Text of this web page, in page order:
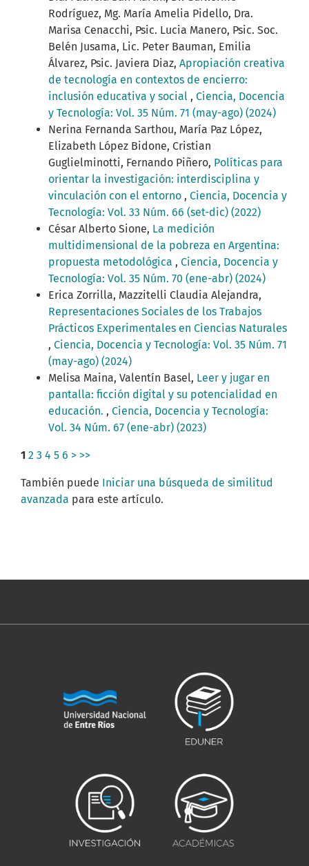
Rodríguez, Mg. María Amelia Pidello, Dra.
Marisa Cenacchi, Psic. Lucia Manero, Psic. Soc.
Belén Jusama, Lic. Peter Bauman, Emilia
Álvarez, Psic. Javiera Diaz, Apropiación creativa
de tecnología en contextos de encierro:
inclusión educativa y social , Ciencia, Docencia
y Tecnología: Vol. 35 Núm. 71 (may-ago) (2024)
Nerina Fernanda Sarthou, María Paz López,
Elizabeth López Bidone, Cristian
Guglielminotti, Fernando Piñero, Políticas para
orientar la investigación: interdisciplina y
vinculación con el entorno , Ciencia, Docencia y
Tecnología: Vol. 33 Núm. 66 (set-dic) (2022)
César Alberto Sione, La medición
multidimensional de la pobreza en Argentina:
propuesta metodológica , Ciencia, Docencia y
Tecnología: Vol. 35 Núm. 70 (ene-abr) (2024)
Erica Zorrilla, Mazzitelli Claudia Alejandra,
Representaciones Sociales de los Trabajos
Prácticos Experimentales en Ciencias Naturales
, Ciencia, Docencia y Tecnología: Vol. 35 Núm. 71
(may-ago) (2024)
Melisa Maina, Valentín Basel, Leer y jugar en
pantalla: ficción digital y su potencialidad en
educación. , Ciencia, Docencia y Tecnología:
Vol. 34 Núm. 67 (ene-abr) (2023)
1 2 3 4 5 6 > >>
También puede Iniciar una búsqueda de similitud
avanzada para este artículo.